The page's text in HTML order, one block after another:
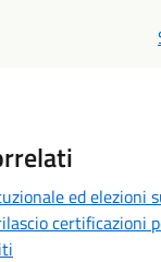
ed elezioni
certificazioni